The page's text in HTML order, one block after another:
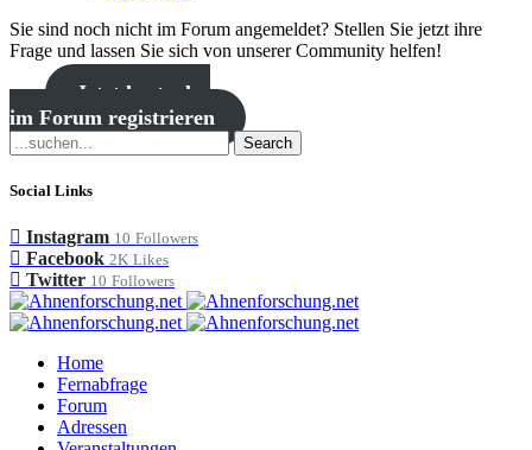
Sie sind noch nicht im Forum angemeldet? Stellen Sie jetzt ihre
Frage und lassen Sie sich von unserer Community helfen!
Jetzt kostenlos
im Forum registrieren
Search
Social Links
Instagram 10 Followers
Facebook 2K Likes
Twitter 10 Followers
Home
Fernabfrage
Forum
Adressen